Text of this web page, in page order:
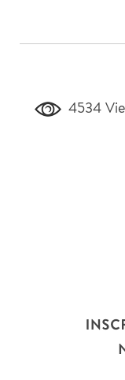
4534